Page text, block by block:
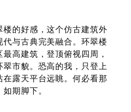
的好感，这个仿古建筑外
与古典完美融合。环翠楼
高建筑，登顶俯视四周，
市貌。恐高的我，只登上
露天平台远眺。何必看那
期脚下。